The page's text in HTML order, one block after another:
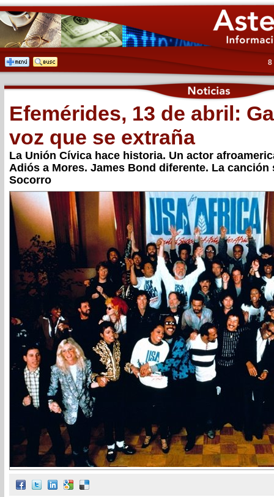
8
Efemérides, 13 de abril:
voz que se extraña
La Unión Cívica hace historia. Un actor
Adiós a Mores. James Bond diferente. La
Socorro